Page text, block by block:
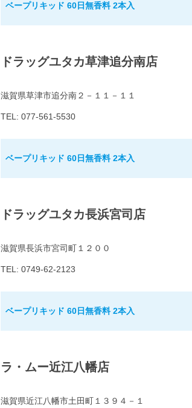
ベープリキッド 60日無香料 2本入
ドラッグユタカ草津追分南店
滋賀県草津市追分南２－１１－１１
TEL: 077-561-5530
ベープリキッド 60日無香料 2本入
ドラッグユタカ長浜宮司店
滋賀県長浜市宮司町１２００
TEL: 0749-62-2123
ベープリキッド 60日無香料 2本入
ラ・ムー近江八幡店
滋賀県近江八幡市土田町１３９４－１